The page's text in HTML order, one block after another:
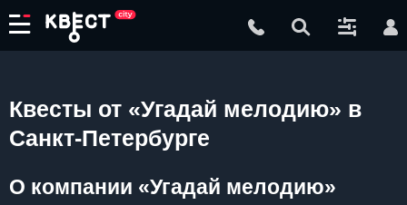
Квесты от «Угадай мелодию» в
Санкт-Петербурге
О компании «Угадай мелодию»